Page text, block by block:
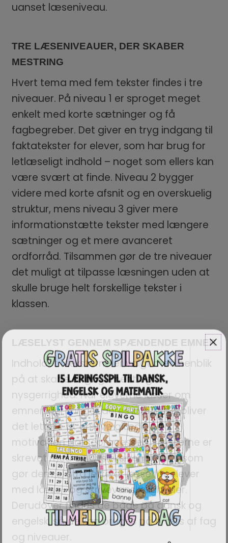
uanset læseniveau.
TRE LÆSENIVEAUER, DER SKABER
MESTRING
Hvert tema med fem tekster findes i tre
niveauer. På niveau 1 er sproget meget
enkelt med korte sætninger og få
fagbegreber. Det giver en tryg indgang til
faktatekster for elever, som har brug for
letlæseligt indhold – noget som ellers kan
være svært at finde. Niveau 2 bygger
videre med korte afsnit og en overskuelig
struktur, mens niveau 3 giver mere
informationstætte tekster med længere
sætninger og et mere avanceret
ordforråd. Tilsammen gør de tre niveauer
det muligt at tilpasse læsningen uden at
skulle bruge helt forskellige tekster i
klassen.
LÆSELYST GENNEM SPÆNDENDE EMNER
Indholdet i teksterne er valgt med henblik
på at skabe engagement og
nysgerrighed. Når eleverne læser om
emner, der fanger deres interesse, bliver
det lettere at opleve glæde og
motivation i læseprocessen. Teksterne er
skrevet med en dysleksivenlig font, som
gør dem ekstra lette at læse for elever
med læse- og skrivevanskeligheder.
Derudover findes de både på dansk og
engelsk, så de kan bruges på tværs af fag
og niveauer.